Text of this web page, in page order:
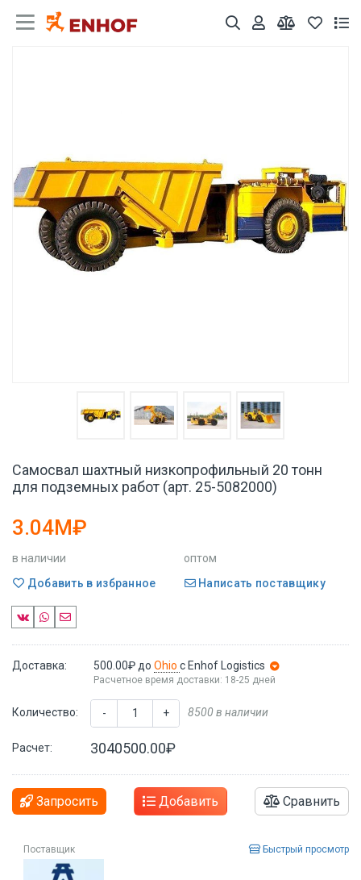
Самосвал шахтный низкопрофильный 20 тонн
для подземных работ (арт. 25-5082000)
3.04M₽
в наличии
оптом
Добавить в избранное
Написать поставщику
Доставка: 500.00₽ до Ohio с Enhof Logistics
Расчетное время доставки: 18-25 дней
Количество: - + 8500 в наличии
Расчет: 3040500.00₽
Запросить Добавить Сравнить
Поставщик Быстрый просмотр